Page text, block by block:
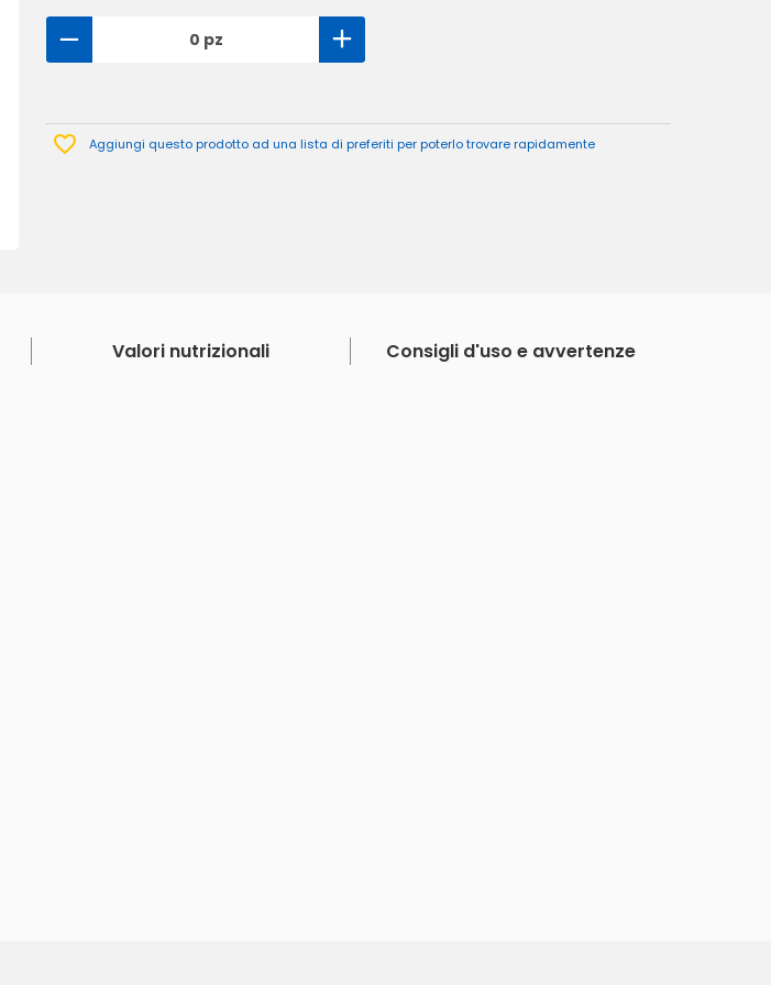
0 pz
Aggiungi questo prodotto ad una lista di preferiti per poterlo trovare rapidamente
Valori nutrizionali Consigli d'uso e avvertenze